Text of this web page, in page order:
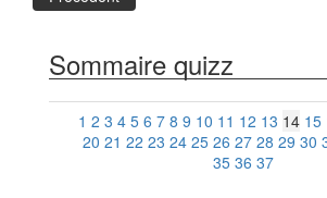
Sommaire quizz
1 2 3 4 5 6 7 8 9 10 11 12 13 14 15
20 21 22 23 24 25 26 27 28 29 30
35 36 37